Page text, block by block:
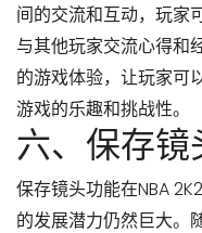
间的交流和互动，玩家
与其他玩家交流心得和
的游戏体验，让玩家可
游戏的乐趣和挑战性。
六、保存
保存镜头功能在NBA
的发展潜力仍然巨大。